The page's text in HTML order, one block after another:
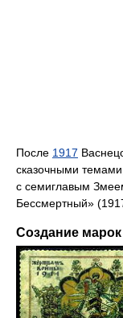
После 1917
сказочными
с семиглавым
Бессмертный»
Создание марок